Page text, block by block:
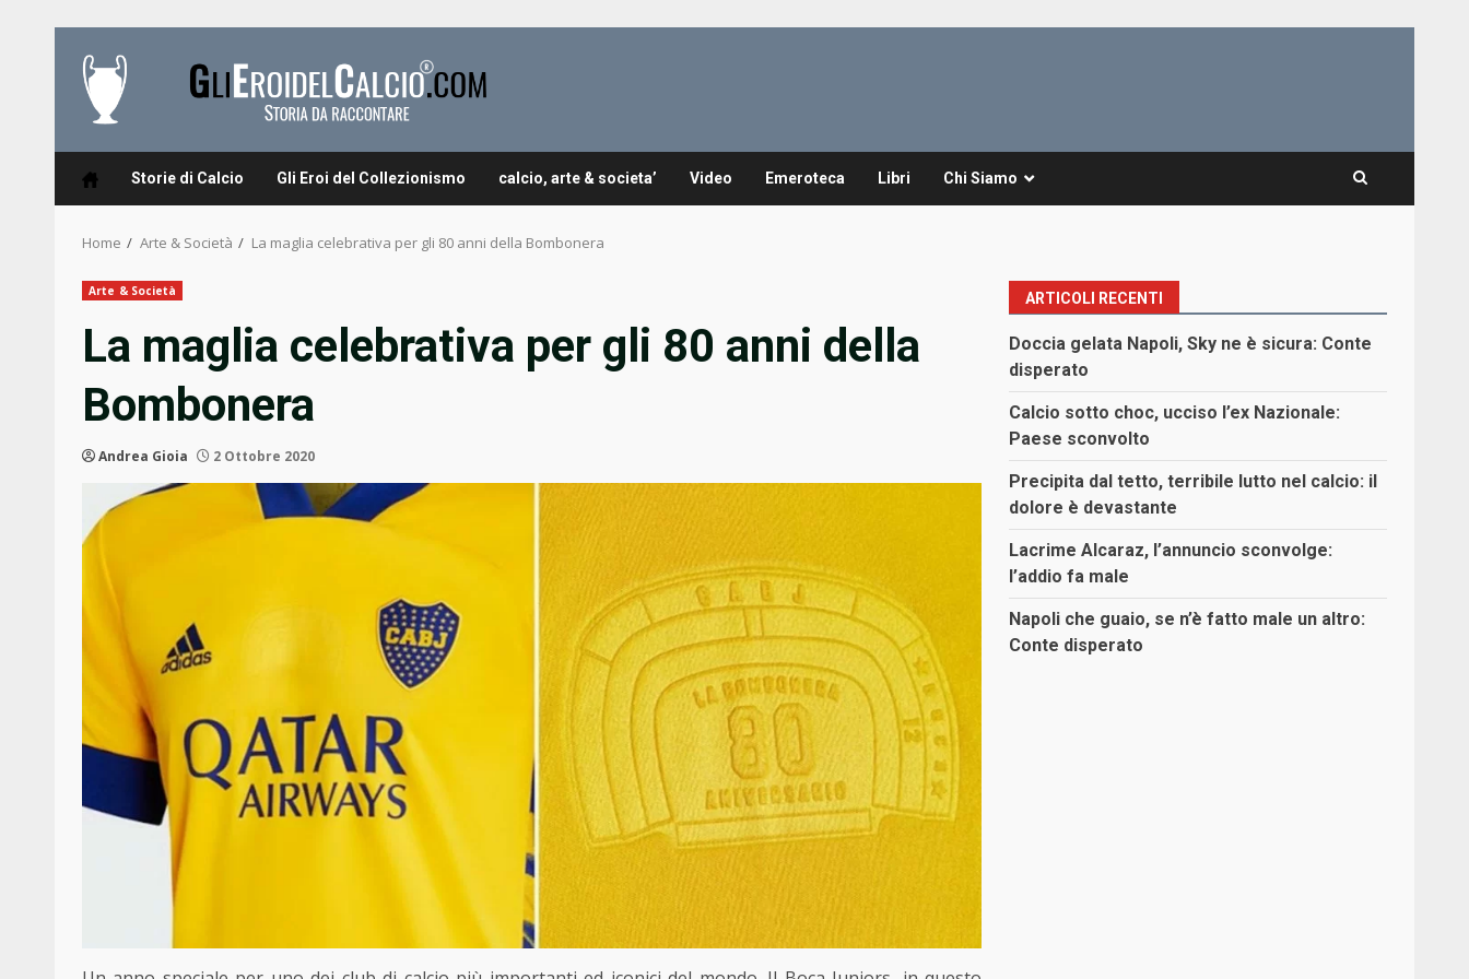
content
Storie di Calcio Gli Eroi del Collezionismo calcio, arte & societa’ Video Emeroteca Libri Chi Siamo
Home Arte & Società La maglia celebrativa per gli 80 anni della Bombonera
Arte & Società
La maglia celebrativa per gli 80 anni della
Bombonera
Andrea Gioia 2 Ottobre 2020
ARTICOLI RECENTI
Doccia gelata Napoli, Sky ne è sicura: Conte
disperato
Calcio sotto choc, ucciso l’ex Nazionale:
Paese sconvolto
Precipita dal tetto, terribile lutto nel calcio: il
dolore è devastante
Lacrime Alcaraz, l’annuncio sconvolge:
l’addio fa male
Napoli che guaio, se n’è fatto male un altro:
Conte disperato